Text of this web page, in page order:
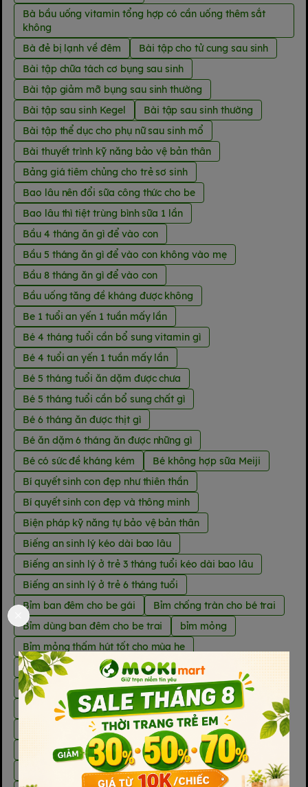
Bà bầu uống vitamin tổng hợp có cần uống thêm sắt
không
Bà đẻ bị lạnh về đêm
Bài tập cho tử cung sau sinh
Bài tập chữa tách cơ bụng sau sinh
Bài tập giảm mỡ bụng sau sinh thường
Bài tập sau sinh Kegel
Bài tập sau sinh thường
Bài tập thể dục cho phụ nữ sau sinh mổ
Bài thuyết trình kỹ năng bảo vệ bản thân
Bảng giá tiêm chủng cho trẻ sơ sinh
Bao lâu nên đổi sữa công thức cho be
Bao lâu thì tiệt trùng bình sữa 1 lần
Bầu 4 tháng ăn gì để vào con
Bầu 5 tháng ăn gì để vào con không vào mẹ
Bầu 8 tháng ăn gì để vào con
Bầu uống tăng đề kháng được không
Be 1 tuổi an yến 1 tuần mấy lần
Bé 4 tháng tuổi cần bổ sung vitamin gì
Bé 4 tuổi an yến 1 tuần mấy lần
Bé 5 tháng tuổi ăn dặm được chưa
Bé 5 tháng tuổi cần bổ sung chất gì
Bé 6 tháng ăn được thịt gì
Bé ăn dặm 6 tháng ăn được những gì
Bé có sức đề kháng kém
Bé không hợp sữa Meiji
Bí quyết sinh con đẹp như thiên thần
Bí quyết sinh con đẹp và thông minh
Biện pháp kỹ năng tự bảo vệ bản thân
Biếng an sinh lý kéo dài bao lâu
Biếng an sinh lý ở trẻ 3 tháng tuổi kéo dài bao lâu
Biếng an sinh lý ở trẻ 6 tháng tuổi
Bỉm ban đêm cho be gái
Bỉm chống tràn cho bé trai
Bỉm dùng ban đêm cho be trai
bỉm mỏng
Bỉm mỏng thấm hút tốt cho mùa he
Bỉm mỏng thấm hút tốt cho mùa hè
Bỉm nào thấm hút tốt ban đêm
Bổ sung DHA cho be đến mấy tuổi
Bổ sung vitamin D cho trẻ 4 tuổi
Bột ăn dặm Moki Mart
Bù nước oresol cho trẻ 1 tuổi
Các bài tập giảm mỡ bụng sau sinh mổ